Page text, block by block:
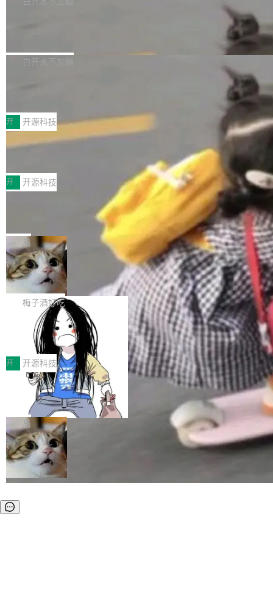
个主 agent 循环，外加一组后台 agent。这些后
库，并将作为transport接入Mooncake TENT。
MPComm将作为一种传输引擎接入Mooncake T
ENT，实现零拷贝传输性能提升30%、非零拷贝
传输性能最高提升5倍。UCL-MPComm底层基
于自研UCL-Engine通信引擎，后续腾讯网平将
持续开源更多基于UCL-Engine的高性能通信组
件。 腾讯网平团队在UCL-MPComm中实现了一
个独立于业务线程的全局通信引擎（Engine），
白开水不加糖
型案例入选名单》，深信服“面向企业研发场景的
开源 AI 编程平台 CoStrict 应用”凭借卓越的技术
创新与落地成效成功入选。 全链路私有化部署，
助力企业AI研发安全落地 当前，越来越多企业已
经开始引入 AI Coding 工具，通过调用公有云模
型或企业内部部署模型提升研发效率。但随着 AI
Coding 从个人辅助工具逐步走向团队级、组织
级应用，企业在规模化落地过程中，对安全性、
可控性和代码质量提出了更高要求。 首先是数据
安全与合规要求。对于大多数普通研发场景，公
有云模型能够满足快速试用和效率提升的需求。
但对于金融、能源、医疗等对数据安全要求较...
开 开源科技
深信服AI算力网关入选工信部人工智能
前不久，工业和信息化部正式发布《2025年人工
智能应用典型案例名单》，集中展示人工智能在
各领域的应用成果，覆盖技术底座、行业赋能、
产品应用、支撑保障、专题等五大方向。深信服
AI算力网关（AI创新平台）成功入选！ 随着各行
各业的Agent走向规模化建设，算力构成形态逐
渐丰富，用户关注的重点也在发生变化：不只是
让AI用起来，还要进一步看清混合算力时代下，
Token花在哪里、算力是否被充分利用，以及持
续增长的AI成本该如何优化。 深信服AI算力网关
正是围绕这些实际问题，从Token治理和成本治
理两个方面，让用户的每一份算力都看得清、管
得住、用得稳、省得下、更安全！ 一、从现在开
始，Token使用一目...
开 开源科技
Jeff Dean 离开 Google：一个时代的结
束，一个实验室的开始
Google 员工编号 20。MapReduce 作者之一。
Bigtable 作者之一。TensorFlow 的作者之一。
Gemini 的架构师。Google 首席科学家。 Jeff D
ean 在 Google 工作了 27 年后，宣布离职。 他
不是一个人走。一同离开的还有 Sanjay Ghema
wat（Google 员工编号 23，Jeff Dean 二十多
年的编程搭档，MapReduce 和 Bigtable 的共同
作者）、Quoc Le（Google 大脑核心成员，Se
q2Seq 和 DocAI 的共同发明人）以及 Oriol Vin
yals（Gemini 联合负责人，AlphaSta...
局
🔥 SolonCode v2026.8.4 发布：界面
字体可调、22 种语言、记忆搜索增强
打开终端就能上岗的全中文编码智能体，这一轮
把「看得清、用母语、记得住」三件事一次补
齐。 SolonCode 是什么 SolonCode 是杭州无
耳科技研发的企业级终端编码智能体——一位全
中文驱动的数字员工，自主理解需求、规划步
骤、编写代码。不挑模型、不挑平台，curl 一行
装完即用。 开源地址：Gitee · GitCode · GitHu
b 安装 支持 Java 8+（8~26）、macOS / Linu
x / Windows / Harmony PC。 # macOS / Linu
x / Harmony PC curl -fsSL https://solon.noea
r.org/solon...
梅子酒好吃
让“代码语义理解”深度释放AI Coding
价值潜能：华为云码道（CodeArts）
代码仓技术解析
一、代码仓深度理解技术的作用与价值 在软件工
程实践中，代码仓是企业核心知识资产的主要载
体。企业级代码仓库通常包含数十万乃至数百万
个文件，其规模远超单次模型调用可承载的上下
文窗口。随着项目规模的持续扩张与代码历史的
不断累积，代码仓中的模块关系、接口契约、业
务逻辑等关键信息往往分散于数十乃至数百个文
件之中，形成高度复杂的知识关联网络。传统的
代码检索手段（如关键词匹配、目录遍历）仅能
在语法层面完成文本定位，难以触及代码的语义
理解大规模代码仓时面临显著"代码仓理解"瓶
开 开源科技
一条“删库”命令跑 17 小时，算法工程
师删光 89TB 数据只为干私活
最高人民检察院8月4日公布了一起案件：北京一
名90后算法工程师王某，为了给自己接的私活腾
服务器空间，删光了公司AI游戏部门的全部核心
数据。 王某2024年1月入职东城区某科技公司AI
短剧部门，有互联网大厂背景。在公司内部架构
调整期间，部门三次通知全员将数据从A集群迁
数据。2024年9月3日下午4点，他使用此前登录
局